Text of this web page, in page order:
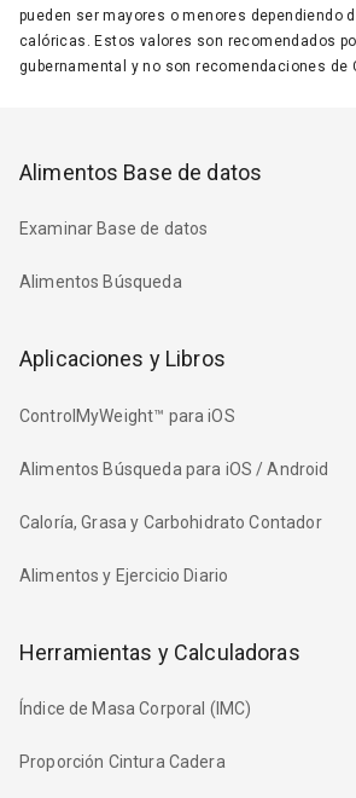
pueden ser mayores o menores dependiendo
calóricas. Estos valores son recomendados
gubernamental y no son recomendaciones de
Alimentos Base de datos
Examinar Base de datos
Alimentos Búsqueda
Aplicaciones y Libros
ControlMyWeight™ para iOS
Alimentos Búsqueda para iOS / Android
Caloría, Grasa y Carbohidrato Contador
Alimentos y Ejercicio Diario
Herramientas y Calculadoras
Índice de Masa Corporal (IMC)
Proporción Cintura Cadera